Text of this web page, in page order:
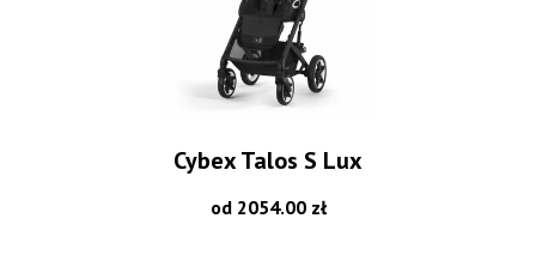
Cybex Talos S Lux
od 2054.00 zł